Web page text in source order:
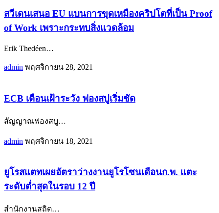
สวีเดนเสนอ EU แบนการขุดเหมืองคริปโตที่เป็น Proof
of Work เพราะกระทบสิ่งแวดล้อม
Erik Thedéen…
admin พฤศจิกายน 28, 2021
ECB เตือนเฝ้าระวัง ฟองสบู่เริ่มชัด
สัญญาณฟองสบู…
admin พฤศจิกายน 18, 2021
ยูโรสแตทเผยอัตราว่างงานยูโรโซนเดือนก.พ. แตะ
ระดับต่ำสุดในรอบ 12 ปี
สำนักงานสถิต…